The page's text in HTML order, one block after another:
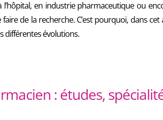
en industrie pharmaceutique ou
de la recherche. C’est pourquoi, dans
différentes évolutions.
: études,